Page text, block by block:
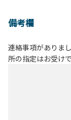
備考欄
連絡事項がありま
所の指定はお受け